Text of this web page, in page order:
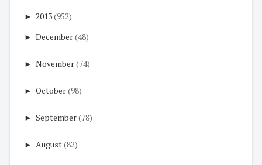
► 2013(952)
► December(48)
► November(74)
► October(98)
► September(78)
► August(82)